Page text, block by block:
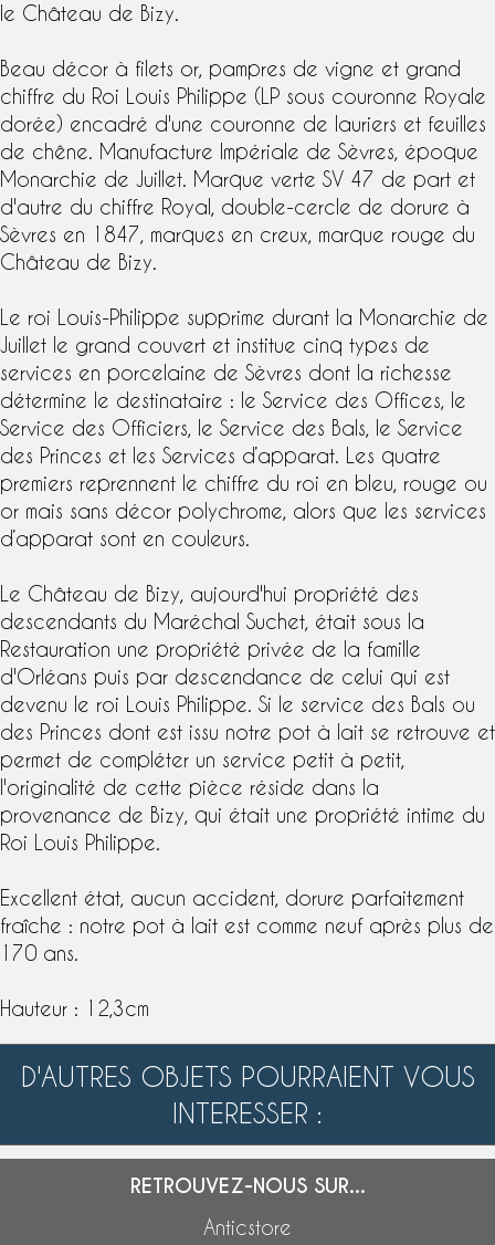
le Château de Bizy
Beau décor à filets or, pampres de vigne et grand
chiffre du Roi Louis Philippe (LP sous couronne Royale
dorée) encadré d'une couronne de lauriers et feuilles
de chêne. Manufacture Impériale de Sèvres , époque
Monarchie de Juillet. Marque verte SV 47 de part et
d'autre du chiffre Royal, double-cercle de dorure à
Sèvres en 1847, marques en creux, marque rouge du
Château de Bizy.
Le roi Louis-Philippe supprime durant la Monarchie de
Juillet le grand couvert et institue cinq types de
services en porcelaine de Sèvres dont la richesse
détermine le destinataire : le Service des Offices, le
Service des Officiers, le Service des Bals, le Service
des Princes et les Services d’apparat. Les quatre
premiers reprennent le chiffre du roi en bleu, rouge ou
or mais sans décor polychrome, alors que les services
d’apparat sont en couleurs.
Le Château de Bizy, aujourd'hui propriété des
descendants du Maréchal Suchet, était sous la
Restauration une propriété privée de la famille
d'Orléans puis par descendance de celui qui est
devenu le roi Louis Philippe. Si le service des Bals ou
des Princes dont est issu notre pot à lait se retrouve et
permet de compléter un service petit à petit,
l'originalité de cette pièce réside dans la
provenance de Bizy, qui était une propriété intime du
Roi Louis Philippe.
Excellent état, aucun accident, dorure parfaitement
fraîche : notre pot à lait est comme neuf après plus de
170 ans.
Hauteur : 12,3cm
D'AUTRES OBJETS POURRAIENT VOUS
INTERESSER :
RETROUVEZ-NOUS SUR...
Anticstore